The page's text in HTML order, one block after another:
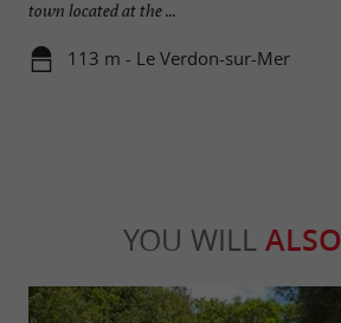
town located at the ...
113 m - Le Verdon-sur-Mer
YOU WILL ALSO